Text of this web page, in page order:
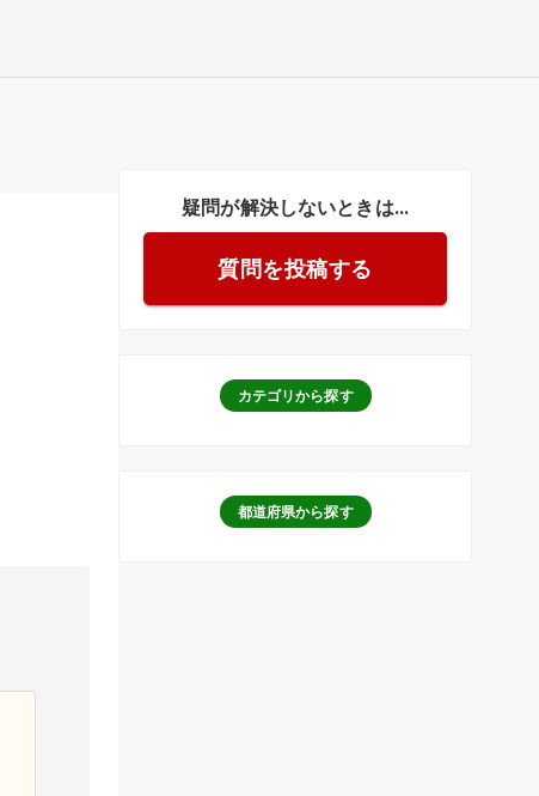
疑問が解決しないときは...
質問を投稿する
カテゴリから探す
都道府県から探す